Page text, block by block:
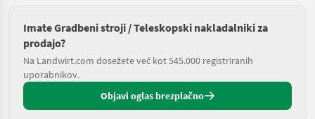
Imate Gradbeni stroji / Teleskopski nakladalniki za
prodajo?
Na Landwirt.com dosežete več kot 545.000 registriranih
uporabnikov.
Objavi oglas brezplačno